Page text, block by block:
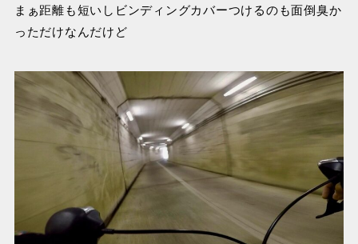
まぁ距離も短いしビンディングカバーつけるのも面倒臭か
っただけなんだけど